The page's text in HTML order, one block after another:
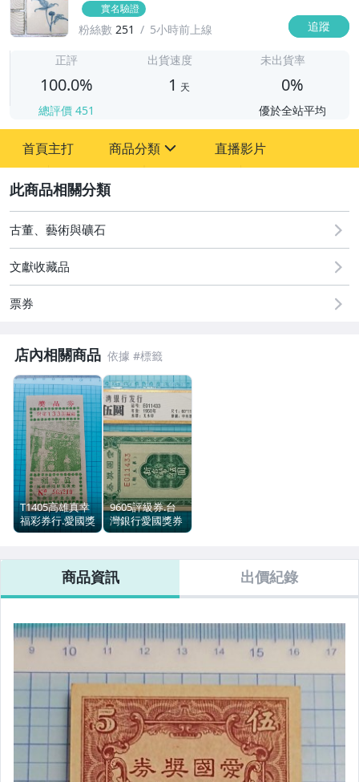
實名驗證
粉絲數 251 5小時前上線 追蹤
正評
100.0%
總評價 451
出貨速度
1 天
未出貨率
0%
優於全站平均
首頁主打 商品分類
古董、藝術與礦石
偶像、球員卡與郵幣
直播影片
古董、藝術與礦石
文獻收藏品
票券
店內相關商品
T1405高雄真幸
福彩券行.愛國獎
券第 133期號碼
9605評級券.台
灣銀行愛國獎券
第五期伍圓5元
66EPQ.中央台北
廠）
商品資訊 出價紀錄